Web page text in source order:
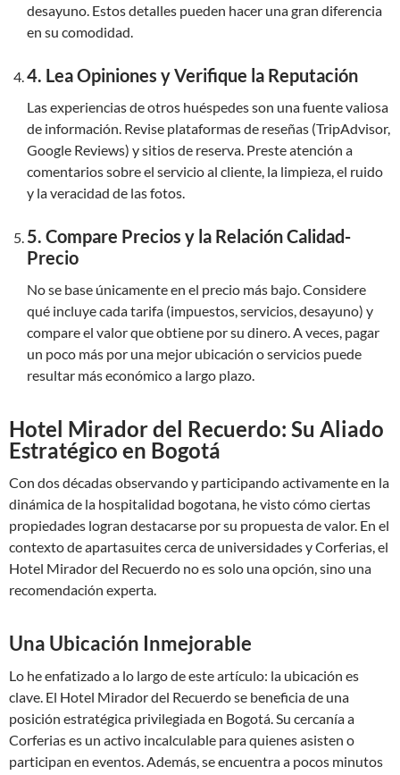
desayuno. Estos detalles pueden hacer una gran diferencia
en su comodidad.
4. Lea Opiniones y Verifique la Reputación
Las experiencias de otros huéspedes son una fuente valiosa
de información. Revise plataformas de reseñas (TripAdvisor,
Google Reviews) y sitios de reserva. Preste atención a
comentarios sobre el servicio al cliente, la limpieza, el ruido
y la veracidad de las fotos.
5. Compare Precios y la Relación Calidad-
Precio
No se base únicamente en el precio más bajo. Considere
qué incluye cada tarifa (impuestos, servicios, desayuno) y
compare el valor que obtiene por su dinero. A veces, pagar
un poco más por una mejor ubicación o servicios puede
resultar más económico a largo plazo.
Hotel Mirador del Recuerdo: Su Aliado
Estratégico en Bogotá
Con dos décadas observando y participando activamente en la
dinámica de la hospitalidad bogotana, he visto cómo ciertas
propiedades logran destacarse por su propuesta de valor. En el
contexto de apartasuites cerca de universidades y Corferias, el
Hotel Mirador del Recuerdo no es solo una opción, sino una
recomendación experta.
Una Ubicación Inmejorable
Lo he enfatizado a lo largo de este artículo: la ubicación es
clave. El Hotel Mirador del Recuerdo se beneficia de una
posición estratégica privilegiada en Bogotá. Su cercanía a
Corferias es un activo incalculable para quienes asisten o
participan en eventos. Además, se encuentra a pocos minutos